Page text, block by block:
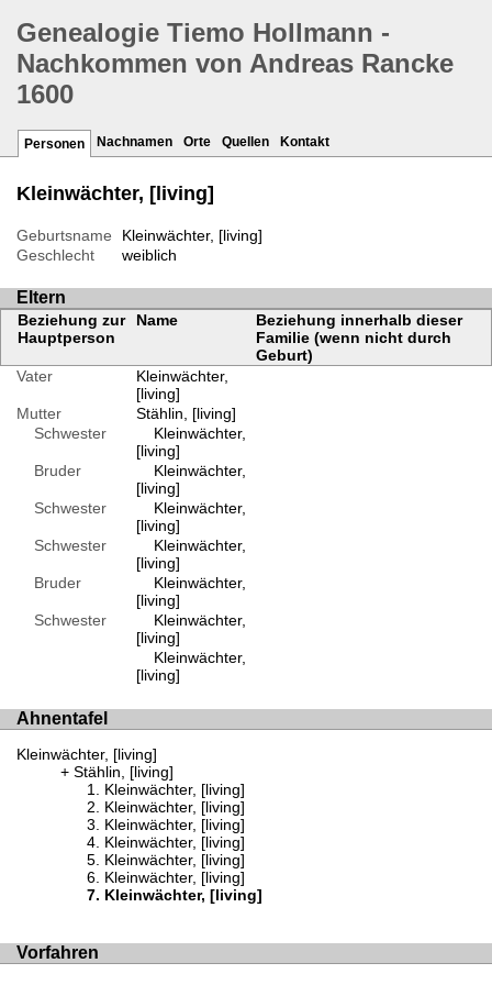
Genealogie Tiemo Hollmann -
Nachkommen von Andreas Rancke
1600
Personen Nachnamen Orte Quellen Kontakt
Kleinwächter, [living]
Geburtsname
Kleinwächter, [living]
Geschlecht
weiblich
Eltern
Beziehung zur
Hauptperson
Name
Beziehung innerhalb dieser
Familie (wenn nicht durch
Geburt)
Vater
Kleinwächter,
[living]
Mutter
Stählin, [living]
Schwester
Kleinwächter,
[living]
Bruder
Kleinwächter,
[living]
Schwester
Kleinwächter,
[living]
Schwester
Kleinwächter,
[living]
Bruder
Kleinwächter,
[living]
Schwester
Kleinwächter,
[living]
Kleinwächter,
[living]
Ahnentafel
Kleinwächter, [living]
Stählin, [living]
Kleinwächter, [living]
Kleinwächter, [living]
Kleinwächter, [living]
Kleinwächter, [living]
Kleinwächter, [living]
Kleinwächter, [living]
Kleinwächter, [living]
Vorfahren